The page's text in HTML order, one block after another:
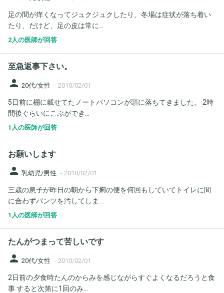
足の間が痒くなってジュクジュクしたり、冬場は症状が落ち着い
たり、だけど、足の皮は常に...
2人の医師が回答
至急返事下さい。
person 20代/女性 - 2010/02/01
5日前に棚に載せてたノートパソコンが頭に落ちてきました。 2時
間後ぐらいにこぶができ...
1人の医師が回答
お願いします
person 乳幼児/男性 - 2010/02/01
三歳の息子が昨日の朝から下痢の便を何回もしていてトイレに間
に合わずパンツを汚してしま...
1人の医師が回答
たんがつまって苦しいです
person 20代/女性 - 2010/02/01
2日前の夕食時たんのからみを感じながらすぐよくなるだろうと食
事 すると次第に1回のみ...